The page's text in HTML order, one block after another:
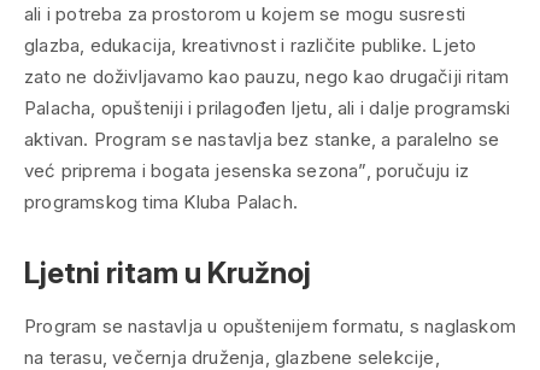
ali i potreba za prostorom u kojem se mogu susresti
glazba, edukacija, kreativnost i različite publike. Ljeto
zato ne doživljavamo kao pauzu, nego kao drugačiji ritam
Palacha, opušteniji i prilagođen ljetu, ali i dalje programski
aktivan. Program se nastavlja bez stanke, a paralelno se
već priprema i bogata jesenska sezona”, poručuju iz
programskog tima Kluba Palach.
Ljetni ritam u Kružnoj
Program se nastavlja u opuštenijem formatu, s naglaskom
na terasu, večernja druženja, glazbene selekcije,